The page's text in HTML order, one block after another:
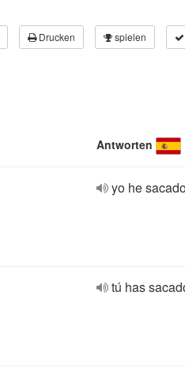
Drucken spielen
Antworten
yo he
tú has